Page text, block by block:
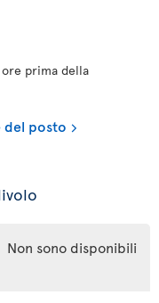
prima della
del posto
Non sono disponibili